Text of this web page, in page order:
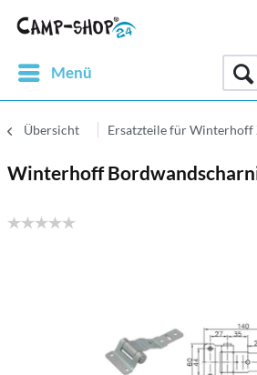
Menü
Übersicht Ersatzteile für Winterhoff
Winterhoff